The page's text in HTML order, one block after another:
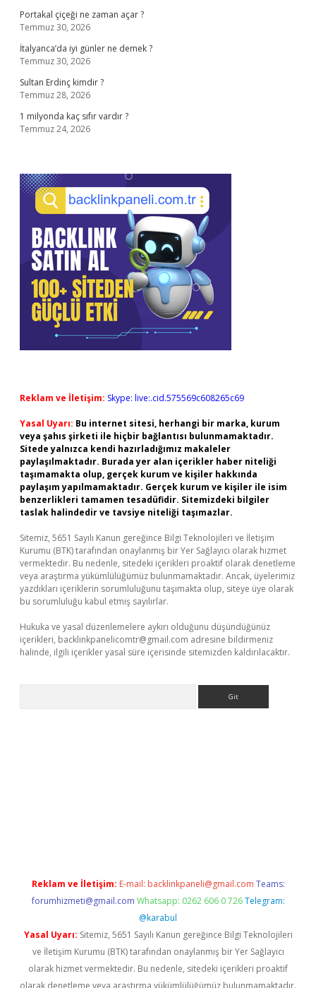
Portakal çiçeği ne zaman açar ?
Temmuz 30, 2026
İtalyanca’da iyi günler ne demek ?
Temmuz 30, 2026
Sultan Erdinç kimdir ?
Temmuz 28, 2026
1 milyonda kaç sıfır vardır ?
Temmuz 24, 2026
Reklam ve İletişim: Skype: live:.cid.575569c608265c69
Yasal Uyarı: Bu internet sitesi, herhangi bir marka, kurum
veya şahıs şirketi ile hiçbir bağlantısı bulunmamaktadır.
Sitede yalnızca kendi hazırladığımız makaleler
paylaşılmaktadır. Burada yer alan içerikler haber niteliği
taşımamakta olup, gerçek kurum ve kişiler hakkında
paylaşım yapılmamaktadır. Gerçek kurum ve kişiler ile isim
benzerlikleri tamamen tesadüfidir. Sitemizdeki bilgiler
taslak halindedir ve tavsiye niteliği taşımazlar.
Sitemiz, 5651 Sayılı Kanun gereğince Bilgi Teknolojileri ve İletişim
Kurumu (BTK) tarafından onaylanmış bir Yer Sağlayıcı olarak hizmet
vermektedir. Bu nedenle, sitedeki içerikleri proaktif olarak denetleme
veya araştırma yükümlülüğümüz bulunmamaktadır. Ancak, üyelerimiz
yazdıkları içeriklerin sorumluluğunu taşımakta olup, siteye üye olarak
bu sorumluluğu kabul etmiş sayılırlar.
Hukuka ve yasal düzenlemelere aykırı olduğunu düşündüğünüz
içerikleri, backlinkpanelicomtr@gmail.com adresine bildirmeniz
halinde, ilgili içerikler yasal süre içerisinde sitemizden kaldırılacaktır.
Reklam ve İletişim: E-mail: backlinkpaneli@gmail.com Teams:
forumhizmeti@gmail.com Whatsapp: 0262 606 0 726 Telegram:
@karabul
Yasal Uyarı: Sitemiz, 5651 Sayılı Kanun gereğince Bilgi Teknolojileri
ve İletişim Kurumu (BTK) tarafından onaylanmış bir Yer Sağlayıcı
olarak hizmet vermektedir. Bu nedenle, sitedeki içerikleri proaktif
olarak denetleme veya araştırma yükümlülüğümüz bulunmamaktadır.